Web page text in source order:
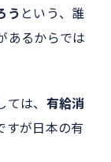
う という、誰
あるからでは
は、 有給消
すが日本の有